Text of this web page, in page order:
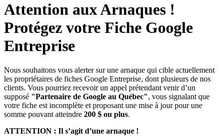
Attention aux Arnaques !
Protégez votre Fiche Google
Entreprise
Nous souhaitons vous alerter sur une arnaque qui cible actuellement
les propriétaires de fiches Google Entreprise, dont plusieurs de nos
clients. Vous pourriez recevoir un appel prétendant venir d’un
supposé "Partenaire de Google au Québec", vous signalant que
votre fiche est incomplète et proposant une mise à jour pour une
somme pouvant atteindre 200 $ ou plus.
ATTENTION : Il s’agit d’une arnaque !